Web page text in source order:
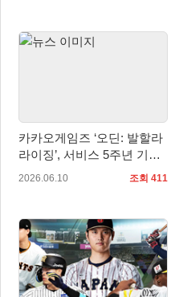
카카오게임즈 ‘오딘: 발할라
라이징’, 서비스 5주년 기념
업데이트 사전등록 시작
2026.06.10 조회 411